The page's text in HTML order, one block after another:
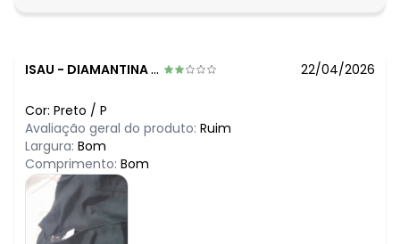
ISAU - DIAMANTINA - MG 22/04/2026
Cor: Preto / P
Avaliação geral do produto: Ruim
Largura: Bom
Comprimento: Bom